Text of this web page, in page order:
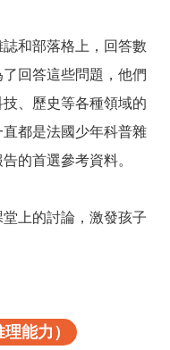
和部落格上，回答數
回答這些問題，他們
、歷史等各種領域的
都是法國少年科普雜
的首選參考資料。
上的討論，激發孩子
能力）